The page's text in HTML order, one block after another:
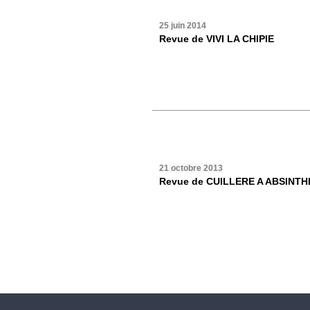
25 juin 2014
Revue de VIVI LA CHIPIE
21 octobre 2013
Revue de CUILLERE A